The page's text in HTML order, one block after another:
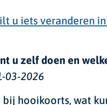
u iets veranderen
u zelf doen en
03-2026
bij hooikoorts, wat